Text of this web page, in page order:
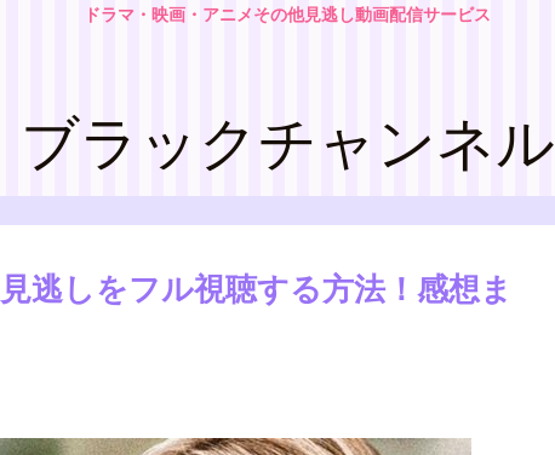
ドラマ・映画・アニメその他見逃し動画配信サービス
ブラックチャンネル
逃しをフル視聴する方法！感想ま